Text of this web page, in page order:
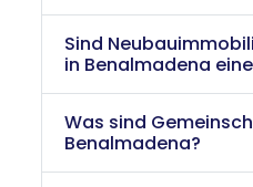
Sind
in Benalmadena
Was sind
Benalmadena?